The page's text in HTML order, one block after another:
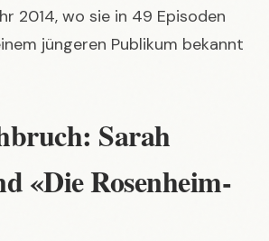
2014, wo sie in 49 Episoden
jüngeren Publikum bekannt
Sarah
«Die Rosenheim-